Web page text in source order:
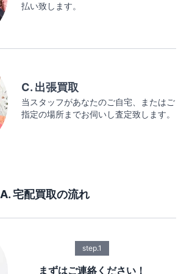
払い致します。
C. 出張買取
当スタッフがあなたのご自宅、またはご
指定の場所までお伺いし査定致します。
A. 宅配買取の流れ
step.1
まずはご連絡ください！